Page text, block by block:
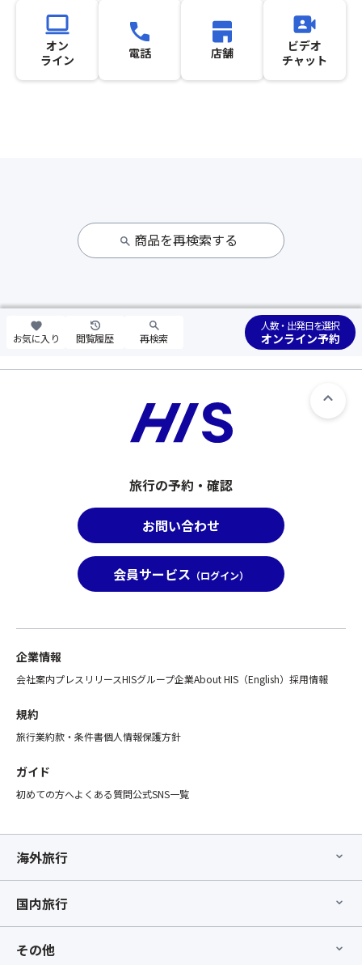
オン
ライン
電話 店舗
ビデオ
チャット
商品を再検索する
お気に入り 閲覧履歴 再検索
人数・出発日を選択
オンライン予約
旅行の予約・確認
お問い合わせ
会員サービス （ログイン）
企業情報
会社案内プレスリリースHISグループ企業About HIS（English） 採用情報
規約
旅行業約款・条件書個人情報保護方針
ガイド
初めての方へよくある質問公式SNS一覧
海外旅行
国内旅行
その他